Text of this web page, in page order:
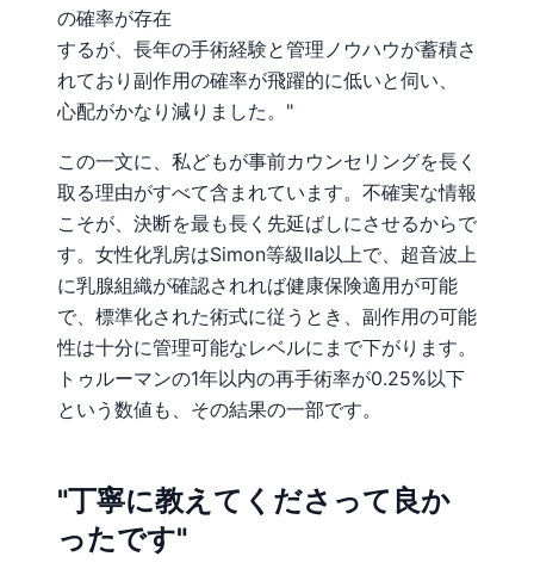
の確率が存在
するが、長年の手術経験と管理ノウハウが蓄積さ
れており副作用の確率が飛躍的に低いと伺い、
心配がかなり減りました。"
この一文に、私どもが事前カウンセリングを長く
取る理由がすべて含まれています。不確実な情報
こそが、決断を最も長く先延ばしにさせるからで
す。女性化乳房はSimon等級IIa以上で、超音波上
に乳腺組織が確認されれば健康保険適用が可能
で、標準化された術式に従うとき、副作用の可能
性は十分に管理可能なレベルにまで下がります。
トゥルーマンの1年以内の再手術率が0.25%以下
という数値も、その結果の一部です。
"丁寧に教えてくださって良か
ったです"